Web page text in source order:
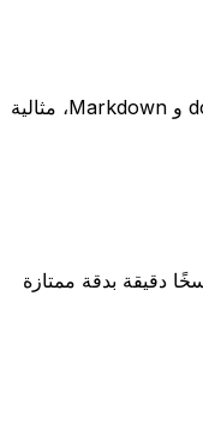
احصل على نسختك بتنسيقات PDF و docx و Markdown، مثالية
دقيقة بدقة ممتازة